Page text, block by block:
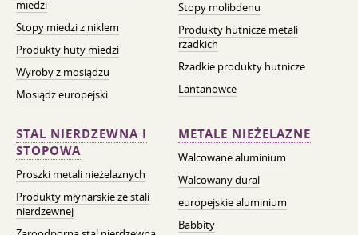
miedzi
Stopy miedzi z niklem
Produkty huty miedzi
Wyroby z mosiądzu
Mosiądz europejski
Stopy molibdenu
Produkty hutnicze metali
rzadkich
Rzadkie produkty hutnicze
Lantanowce
STAL NIERDZEWNA I
STOPOWA
Proszki metali nieżelaznych
Produkty młynarskie ze stali
nierdzewnej
METALE NIEŻELAZNE
Walcowane aluminium
Walcowany dural
europejskie aluminium
Babbity